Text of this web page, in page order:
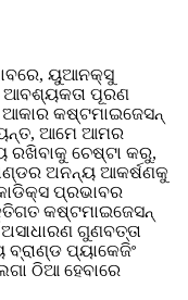
ୟୁଆନକ୍ସୁ
ଆବଶ୍ୟକତା ପୂରଣ
ଆକାର କଷ୍ଟମାଇଜେସନ୍
ଆମେ ଆମର
ରଖିବାକୁ ଚେଷ୍ଟା କରୁ,
ଅନନ୍ୟ ଆକର୍ଷଣକୁ
ପ୍ରଭାବର
କଷ୍ଟମାଇଜେସନ୍
ଗୁଣବତ୍ତା
ପ୍ୟାକେଜିଂ
ଠିଆ ହେବାରେ